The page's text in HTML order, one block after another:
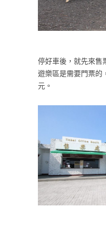
停好車後，就先來售
遊樂區是需要門票的
元。